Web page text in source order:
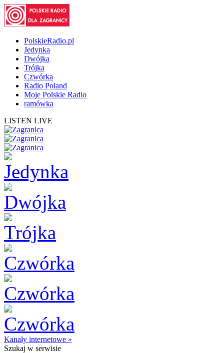
PolskieRadio.pl
Jedynka
Dwójka
Trójka
Czwórka
Radio Poland
Moje Polskie Radio
ramówka
LISTEN LIVE
Kanały internetowe »
Szukaj w serwisie